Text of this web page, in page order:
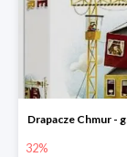
Drapacze Chmur -
32%